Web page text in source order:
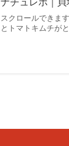
ナチュレポ｜
スクロールできま
とトマトキムチが